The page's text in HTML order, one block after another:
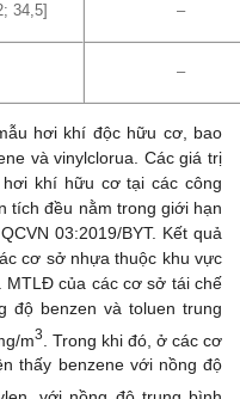
34,5] –
–
hơi khí độc hữu cơ, bao
và vinylclorua. Các giá trị
khí hữu cơ tại các công
tích đều nằm trong giới hạn
03:2019/BYT. Kết quả
cơ sở nhựa thuộc khu vực
MTLĐ của các cơ sở tái chế
độ benzen và toluen trung
m3
. Trong khi đó, ở các cơ
thấy benzene với nồng độ